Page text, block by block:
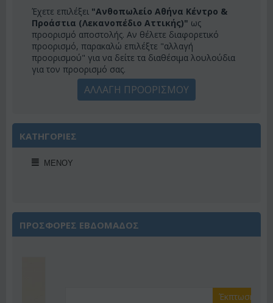
Έχετε επιλέξει "Ανθοπωλείο Αθήνα Κέντρο &
Προάστια (Λεκανοπέδιο Αττικής)" ως
προορισμό αποστολής. Αν θέλετε διαφορετικό
προορισμό, παρακαλώ επιλέξτε "αλλαγή
προορισμού" για να δείτε τα διαθέσιμα λουλούδια
για τον προορισμό σας.
ΑΛΛΑΓΗ ΠΡΟΟΡΙΣΜΟΥ
ΚΑΤΗΓΟΡΙΕΣ
ΜΕΝΟΎ
ΠΡΟΣΦΟΡΕΣ ΕΒΔΟΜΑΔΟΣ
Έκπτωση 22%